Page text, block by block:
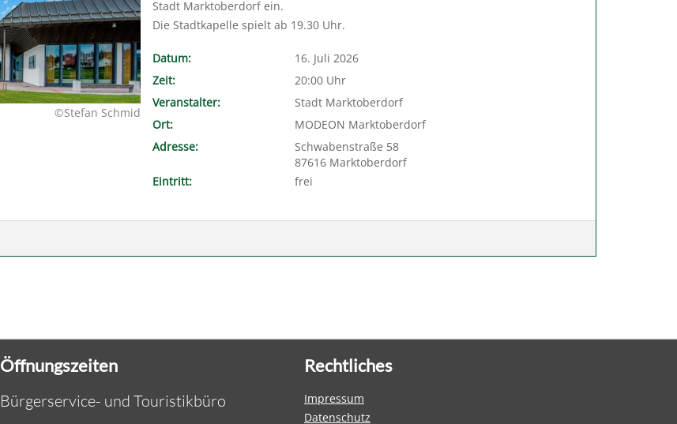
©Stefan Schmid
Stadt Marktoberdorf ein.
Die Stadtkapelle spielt ab 19.30 Uhr.
Datum:
16. Juli 2026
Zeit:
20:00 Uhr
Veranstalter:
Stadt Marktoberdorf
Ort:
MODEON Marktoberdorf
Adresse:
Schwabenstraße 58
87616 Marktoberdorf
Eintritt:
frei
Öffnungszeiten
Bürgerservice- und Touristikbüro
Rechtliches
Impressum
Datenschutz